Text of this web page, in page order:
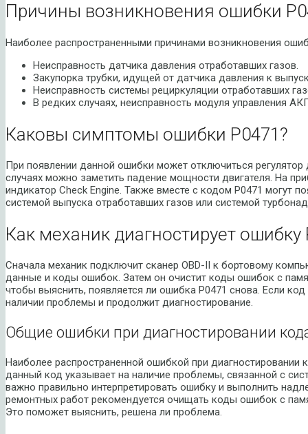
Причины возникновения ошибки
Наиболее распространенными причинами возникновения
Неисправность датчика давления отработавших газов.
Закупорка трубки, идущей от датчика давления к
Неисправность системы рециркуляции отработавших
В редких случаях, неисправность модуля управления
Каковы симптомы ошибки P0471?
При появлении данной ошибки может отключиться
случаях можно заметить падение мощности двигателя. На
индикатор Check Engine. Также вместе с кодом P0471 могут
системой выпуска отработавших газов или системой
Как механик диагностирует ошибку
Сначала механик подключит сканер OBD-II к бортовому
данные и коды ошибок. Затем он очистит коды ошибок с
чтобы выяснить, появляется ли ошибка P0471 снова. Если
наличии проблемы и продолжит диагностирование.
Общие ошибки при диагностировании
Наиболее распространенной ошибкой при диагностировании
данный код указывает на наличие проблемы, связанной с
важно правильно интерпретировать ошибку и выполнить
ремонтных работ рекомендуется очищать коды ошибок с
Это поможет выяснить, решена ли проблема.